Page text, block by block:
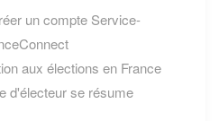
un compte Service-
aux élections en France
d'électeur se résume